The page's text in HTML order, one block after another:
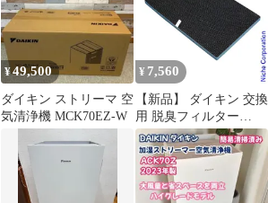
HEPAフィルター 互換
品 1枚入り
¥49,500
ダイキン ストリーマ 空
気清浄機 MCK70EZ-W
¥ 7,560
【新品】 ダイキン 交換
用 脱臭フィルター
KAD107A4 空気清浄機